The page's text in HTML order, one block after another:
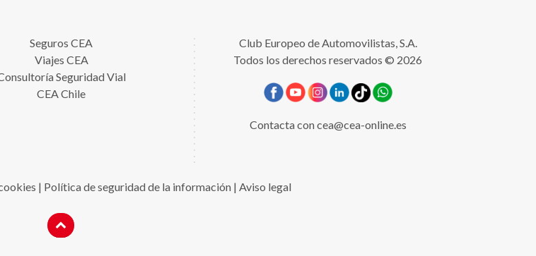
Seguros CEA
Viajes CEA
Seguridad Vial
CEA Chile
Club Europeo de Automovilistas, S.A.
Todos los derechos reservados © 2026
Contacta concea@cea-online.es
| Política de seguridad de la información| Aviso legal